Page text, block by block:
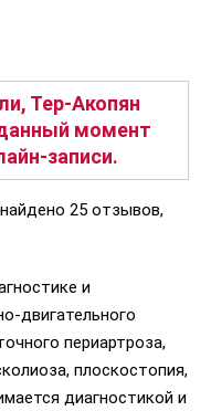
Тер-Акопян
момент
записи.
25 отзывов,
и
двигательного
периартроза,
плоскостопия,
диагностикой и